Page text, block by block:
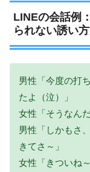
LINEの会話例
られない誘い
男性「今度の打
たよ（泣）」
女性「そうなん
男性「しかもさ
きてさ～」
女性「きついね